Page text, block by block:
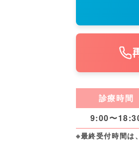
診療時間
9:00〜
※最終受付時間は